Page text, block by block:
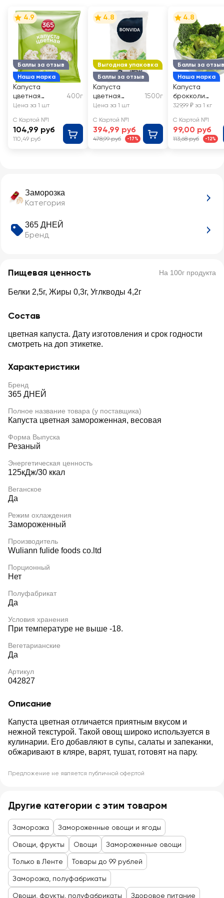
Заморозка
Категория
365 ДНЕЙ
Бренд
Пищевая ценность На 100г продукта
Белки 2,5г, Жиры 0,3г, Углкводы 4,2г
Состав
цветная капуста. Дату изготовления и срок годности
смотреть на доп этикетке.
Характеристики
Бренд
365 ДНЕЙ
Полное название товара (у поставщика)
Капуста цветная замороженная, весовая
Форма Выпуска
Резаный
Энергетическая ценность
125кДж/30 ккал
Веганское
Да
Режим охлаждения
Замороженный
Производитель
Wuliann fulide foods co.ltd
Порционный
Нет
Полуфабрикат
Да
Условия хранения
При температуре не выше -18.
Вегетарианские
Да
Артикул
042827
Описание
Капуста цветная отличается приятным вкусом и
нежной текстурой. Такой овощ широко используется в
кулинарии. Его добавляют в супы, салаты и запеканки,
обжаривают в кляре, варят, тушат, готовят на пару.
Предложение не является публичной офертой
Баллы за отзыв
Наша марка
4.9
Капуста
цветная
замороженная
400г
Цена за 1 шт
С Картой №1
104,99 руб
110,49 руб
Выгодная упаковка
Баллы за отзыв
4.8
Капуста
цветная
замороженная
1500г
Цена за 1 шт
С Картой №1
394,99 руб
478,99 руб -17%
Баллы за отзыв
Наша марка
4.8
Капуста
брокколи
замороженная
329,99 ₽ за 1 кг
С Картой №1
99,00 руб
113,68 руб -12%
Другие категории с этим товаром
Заморозка Замороженные овощи и ягоды
Овощи, фрукты Овощи Замороженные овощи
Только в Ленте Товары до 99 рублей
Заморозка, полуфабрикаты
Овощи, фрукты, полуфабрикаты Здоровое питание